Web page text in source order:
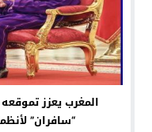
المغرب يعزز
“سافران”